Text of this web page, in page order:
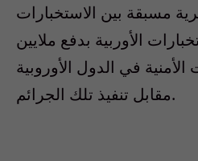
مسبقة بين الاستخبارات
الأوربية بدفع ملايين
في الدول الأوروبية
مقابل تنفيذ تلك الجرائم.